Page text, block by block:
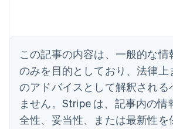
この記事の内容は、一般的な情
のみを目的としており、法律上
のアドバイスとして解釈される
ません。Stripe は、記事内の情
全性、妥当性、または最新性を
English
イギリス
English
イタリア
Italiano English
インド
English